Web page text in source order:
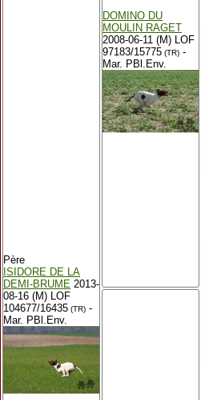
Père
ISIDORE DE LA
DEMI-BRUME 2013-
08-16 (M) LOF
104677/16435 (TR) -
Mar. PBl.Env.
DOMINO DU
MOULIN RAGET
2008-06-11 (M) LOF
97183/15775 (TR) -
Mar. PBl.Env.